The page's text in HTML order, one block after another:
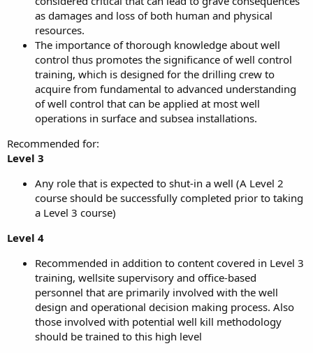
as damages and loss of both human and physical
resources.
The importance of thorough knowledge about well
control thus promotes the significance of well control
training, which is designed for the drilling crew to
acquire from fundamental to advanced understanding
of well control that can be applied at most well
operations in surface and subsea installations.
Recommended for:
Level 3
Any role that is expected to shut-in a well (A Level 2
course should be successfully completed prior to taking
a Level 3 course)
Level 4
Recommended in addition to content covered in Level 3
training, wellsite supervisory and office-based
personnel that are primarily involved with the well
design and operational decision making process. Also
those involved with potential well kill methodology
should be trained to this high level